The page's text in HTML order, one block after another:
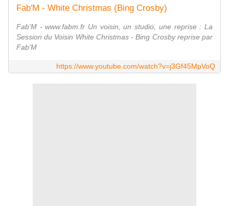
Fab'M - White Christmas (Bing Crosby)
Fab'M - www.fabm.fr Un voisin, un studio, une reprise : La
Session du Voisin White Christmas - Bing Crosby reprise par
Fab'M
https://www.youtube.com/watch?v=j3Gf45MpVoQ